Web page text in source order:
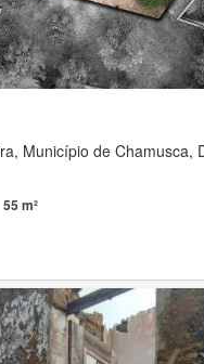
Município de Chamusca,
55 m²